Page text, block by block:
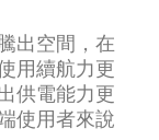
出空間，在
用續航力更
供電能力更
使用者來說